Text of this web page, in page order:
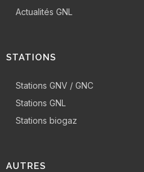
Actualités GNL
STATIONS
Stations GNV / GNC
Stations GNL
Stations biogaz
AUTRES